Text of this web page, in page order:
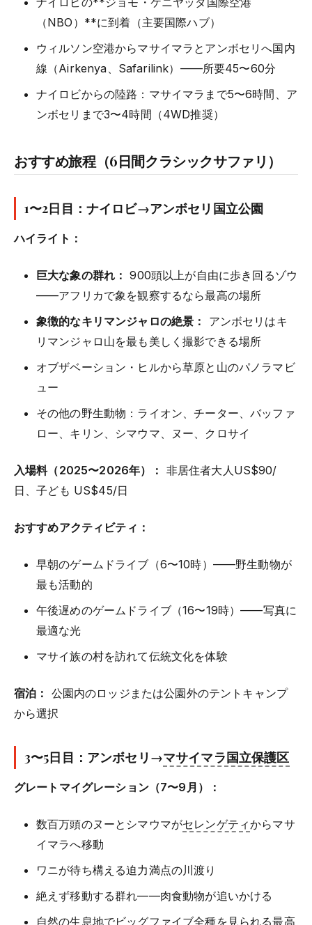
（NBO）**に到着（主要国際ハブ）
ウィルソン空港からマサイマラとアンボセリへ国内
線（Airkenya、Safarilink）——所要45〜60分
ナイロビからの陸路：マサイマラまで5〜6時間、ア
ンボセリまで3〜4時間（4WD推奨）
おすすめ旅程（6日間クラシックサファリ）
1〜2日目：ナイロビ→アンボセリ国立公園
ハイライト：
巨大な象の群れ： 900頭以上が自由に歩き回るゾウ
——アフリカで象を観察するなら最高の場所
象徴的なキリマンジャロの絶景：
アンボセリはキ
リマンジャロ山を最も美しく撮影できる場所
オブザベーション・ヒルから草原と山のパノラマビ
ュー
その他の野生動物：ライオン、チーター、バッファ
ロー、キリン、シマウマ、ヌー、クロサイ
入場料（2025〜2026年）： 非居住者大人US$90/
日、子ども US$45/日
おすすめアクティビティ：
早朝のゲームドライブ（6〜10時）——野生動物が
最も活動的
午後遅めのゲームドライブ（16〜19時）——写真に
最適な光
マサイ族の村を訪れて伝統文化を体験
宿泊： 公園内のロッジまたは公園外のテントキャンプ
から選択
3〜5日目：アンボセリ→マサイマラ国立保護区
グレートマイグレーション（7〜9月）：
数百万頭のヌーとシマウマがセレンゲティからマサ
イマラへ移動
ワニが待ち構える迫力満点の川渡り
絶えず移動する群れ——肉食動物が追いかける
自然の生息地でビッグファイブ全種を見られる最高